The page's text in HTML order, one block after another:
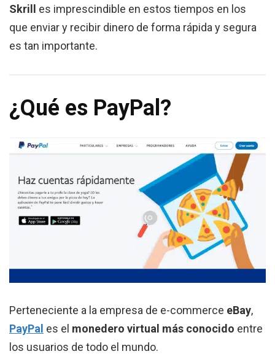
Skrill
es imprescindible en estos tiempos en los
que enviar y recibir dinero de forma rápida y segura
es tan importante.
¿Qué es PayPal?
Perteneciente a la empresa de e-commerce eBay,
PayPal es el monedero virtual más conocido entre
los usuarios de todo el mundo.